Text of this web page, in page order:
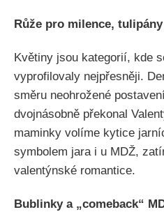
Růže pro milence,
Květiny jsou kategorií, kde
vyprofilovaly nejpřesněji.
směru neohrožené
dvojnásobně překonal
maminky volíme kytice
symbolem jara i u MDŽ,
valentýnské romantice.
Bublinky a „comeback“